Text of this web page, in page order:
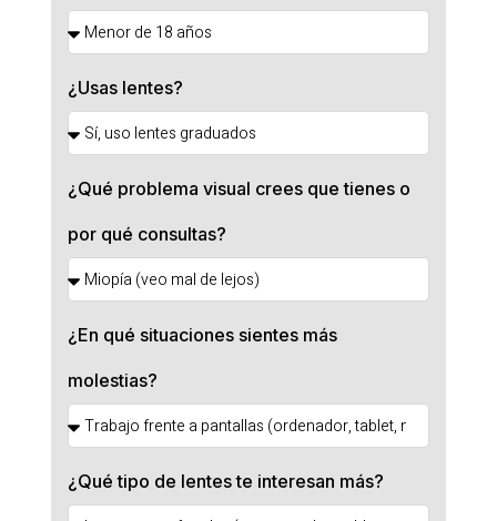
¿Usas lentes?
¿Qué problema visual crees que tienes o
por qué consultas?
¿En qué situaciones sientes más
molestias?
¿Qué tipo de lentes te interesan más?